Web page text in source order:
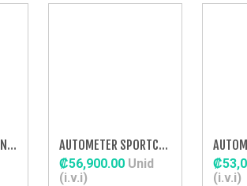
AEM BOMBA GASOLINA INTERNA 320LPH NEGRA AUTOMETER SPORTCOMP BOOST 20PSI MECH
₡56,900.00 Unid
(i.v.i)
(i.v.i)